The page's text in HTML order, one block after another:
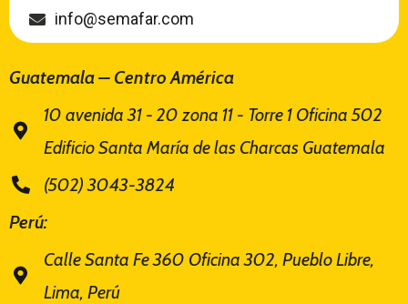
info@semafar.com
Guatemala – Centro América
10 avenida 31 - 20 zona 11 - Torre 1 Oficina 502
Edificio Santa María de las Charcas Guatemala
(502) 3043-3824
Perú:
Calle Santa Fe 360 Oficina 302, Pueblo Libre,
Lima, Perú